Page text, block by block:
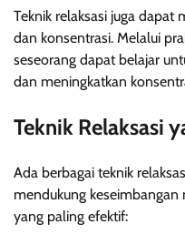
Teknik relaksasi juga
dan konsentrasi. Melalui
seseorang dapat belajar
dan meningkatkan
Teknik Relaksasi
Ada berbagai teknik
mendukung
yang paling efektif: